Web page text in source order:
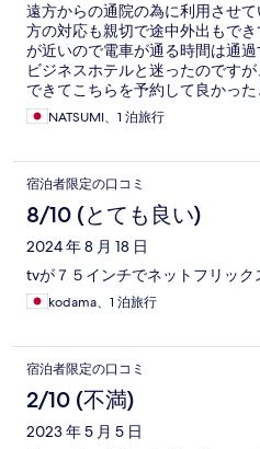
遠方からの通院の為に利用させ
方の対応も親切で途中外出もで
が近いので電車が通る時間は通過
ビジネスホテルと迷ったのです
できてこちらを予約して良かっ
のも嬉しかったです。
NATSUMI、1 泊旅行
宿泊者限定の口コミ
8/10 (とても良い)
2024 年 8 月 18 日
tvが７５インチでネットフリック
kodama、1 泊旅行
宿泊者限定の口コミ
2/10 (不満)
2023 年 5 月 5 日